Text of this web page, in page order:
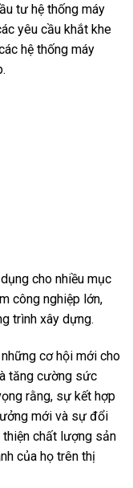
tư hệ thống máy
yêu cầu khắt khe
hệ thống máy
cho nhiều mục
công nghiệp lớn,
trình xây dựng.
cơ hội mới cho
tăng cường sức
rằng, sự kết hợp
mới và sự đổi
chất lượng sản
của họ trên thị